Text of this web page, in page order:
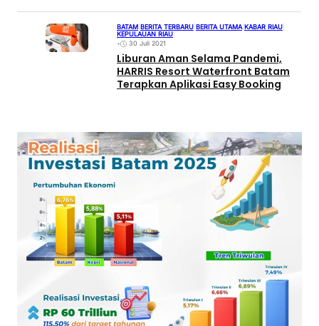
BATAM BERITA TERBARU BERITA UTAMA| KABAR RIAU
KEPULAUAN RIAU
•
30 Juli 2021
Liburan Aman Selama Pandemi,
HARRIS Resort Waterfront Batam
Terapkan Aplikasi Easy Booking